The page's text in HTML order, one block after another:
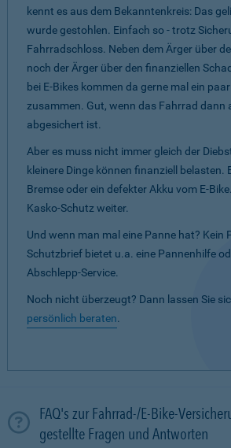
kennt es aus dem Bekanntenkreis: Das
wurde gestohlen. Einfach so - trotz
Fahrradschloss. Neben dem Ärger über
noch der Ärger über den finanziellen
bei E-Bikes kommen da gerne mal ein
zusammen. Gut, wenn das Fahrrad dann
abgesichert ist.
Aber es muss nicht immer gleich der
kleinere Dinge können finanziell belasten.
Bremse oder ein defekter Akku vom E-
Kasko-Schutz weiter.
Und wenn man mal eine Panne hat? Kein
Schutzbrief bietet u.a. eine Pannenhilfe
Abschlepp-Service.
Noch nicht überzeugt? Dann lassen Sie
persönlich beraten.
FAQ's zur Fahrrad-/E-Bike-
gestellte Fragen und Antworten